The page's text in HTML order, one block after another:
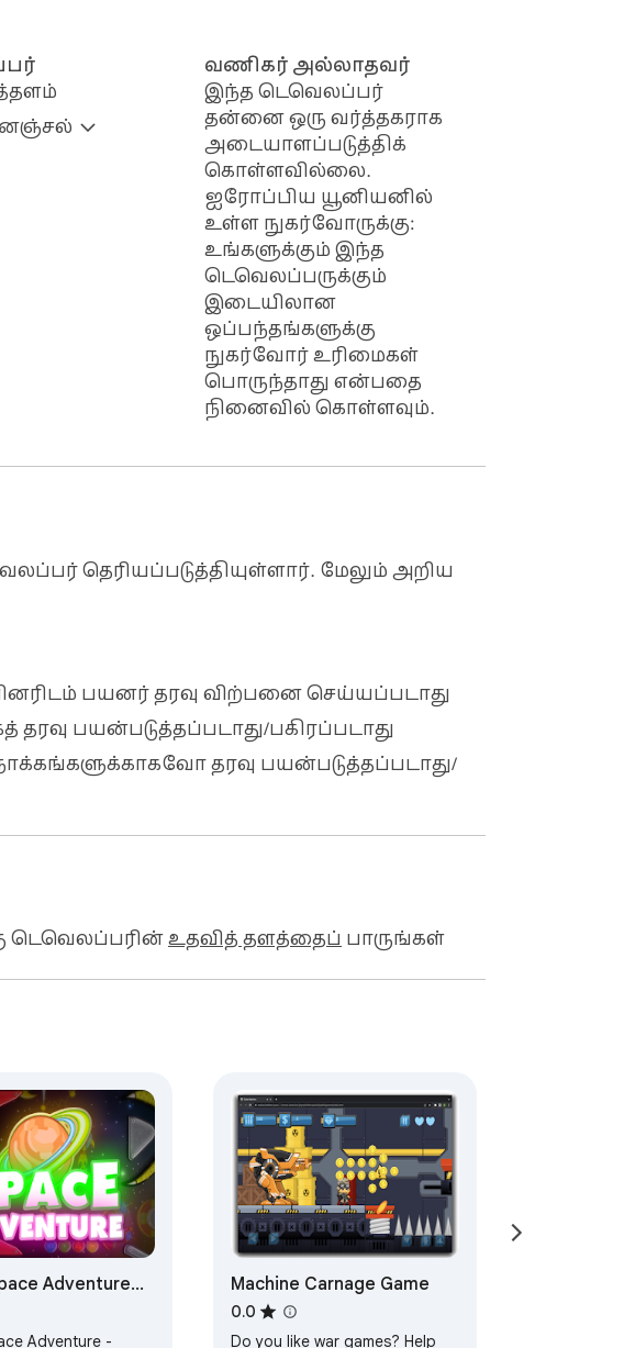
வணிகர் அல்லாதவர்
இந்த டெவெலப்பர்
தன்னை ஒரு வர்த்தகராக
அடையாளப்படுத்திக்
கொள்ளவில்லை.
ஐரோப்பிய யூனியனில்
உள்ள நுகர்வோருக்கு:
உங்களுக்கும் இந்த
டெவெலப்பருக்கும்
இடையிலான
ஒப்பந்தங்களுக்கு
நுகர்வோர் உரிமைகள்
பொருந்தாது என்பதை
நினைவில் கொள்ளவும்.
தெரியப்படுத்தியுள்ளார். மேலும் அறிய
பயனர் தரவு விற்பனை செய்யப்படாது
பயன்படுத்தப்படாது/பகிரப்படாது
தரவு பயன்படுத்தப்படாது/
டெவெலப்பரின் உதவித் தளத்தைப் பாருங்கள்
Adventure
Adventure -
Machine Carnage Game
0.0
Do you like war games? Help